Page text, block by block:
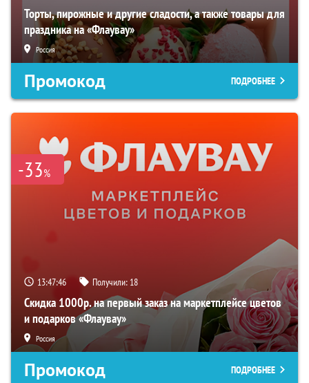
Торты, пирожные и другие сладости, а также товары для
праздника на «Флаувау»
Россия
Промокод ПОДРОБНЕЕ
-33%
13:47:45 Получили: 18
Скидка 1000р. на первый заказ на маркетплейсе цветов
и подарков «Флаувау»
Россия
Промокод ПОДРОБНЕЕ